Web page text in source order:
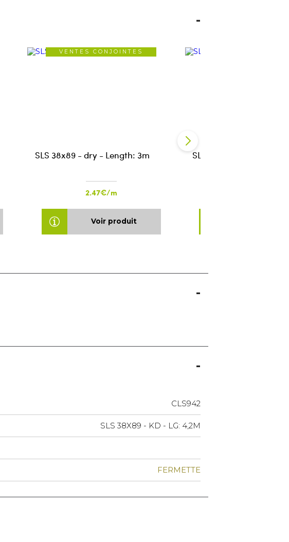
VENTES CONJOINTES
SLS 38x89 - dry - Length: 3m
2.47€/m
Voir produit
SLS 38x89 - rough -
CLS942
SLS 38X89 - KD - LG: 4,2M
FERMETTE